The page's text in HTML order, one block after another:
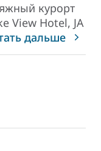
курорт
View Hotel, JA
дальше